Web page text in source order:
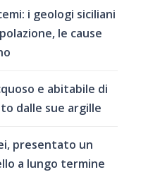
i geologi siciliani
le cause
e abitabile di
dalle sue argille
presentato un
a lungo termine